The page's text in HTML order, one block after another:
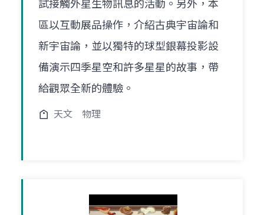
試接觸外星生物訊息的活動。另外，本
區以互動展品操作，介紹古典宇宙論和
新宇宙論，並以獨特的球型銀幕投影設
備演示四季星空和許多星星的故事，帶
給觀眾全新的體驗。
天文 物理